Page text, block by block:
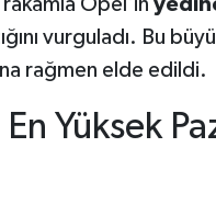
Opel'in
vurguladı. Bu
rağmen elde edildi.
Yüksek